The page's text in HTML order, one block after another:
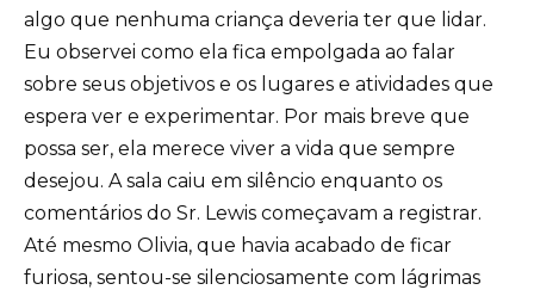
algo que nenhuma criança deveria ter que lidar.
Eu observei como ela fica empolgada ao falar
sobre seus objetivos e os lugares e atividades que
espera ver e experimentar. Por mais breve que
possa ser, ela merece viver a vida que sempre
desejou. A sala caiu em silêncio enquanto os
comentários do Sr. Lewis começavam a registrar.
Até mesmo Olivia, que havia acabado de ficar
furiosa, sentou-se silenciosamente com lágrimas